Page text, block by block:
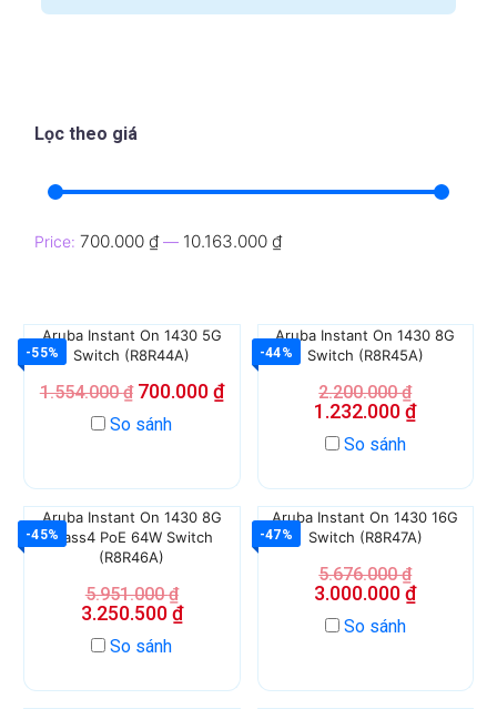
Lọc theo giá
Price: 700.000 ₫— 10.163.000 ₫
-55%
Aruba Instant On 1430 5G
Switch (R8R44A)
1.554.000₫ 700.000₫
So sánh
-44%
Aruba Instant On 1430 8G
Switch (R8R45A)
2.200.000₫
1.232.000₫
So sánh
-45%
Aruba Instant On 1430 8G
Class4 PoE 64W Switch
(R8R46A)
5.951.000₫
3.250.500₫
So sánh
-47%
Aruba Instant On 1430 16G
Switch (R8R47A)
5.676.000₫
3.000.000₫
So sánh